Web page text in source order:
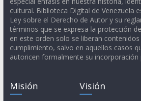
cultural. Biblioteca Digital de Venezuela
Ley sobre el Derecho de Autor y su
términos que se expresa la protección
en este orden solo se liberan
cumplimiento, salvo en aquellos casos
autoricen formalmente su
Misión Visión